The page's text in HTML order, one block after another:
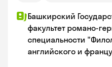
Башкирский
факультет романо-
специальности
английского и